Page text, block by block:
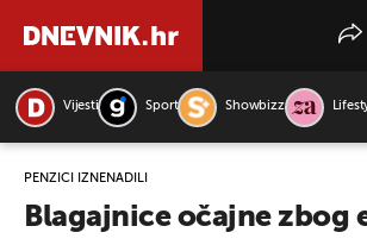
Vijesti Sport Showbizz
PENZIĆI IZNENADILI
Blagajnice očajne zbog
PRETRAŽITE VIJESTI